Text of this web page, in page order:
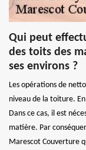
Qui peut
des toits des
ses environs ?
Les opérations de
niveau de la toiture.
Dans ce cas, il est
matière. Par
Marescot Couverture